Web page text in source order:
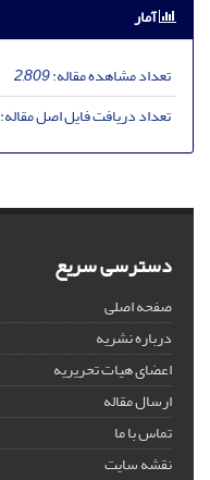
آمار
تعداد مشاهده مقاله:2,809
تعداد دریافت فایل اصل مقاله:
دسترسی سریع
صفحه اصلی
درباره نشریه
اعضای هیات تحریریه
ارسال مقاله
تماس با ما
نقشه سایت